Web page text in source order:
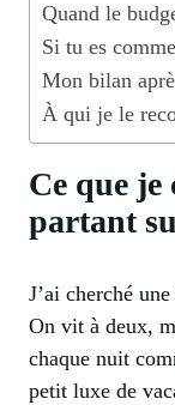
Quand le
Si tu es
Mon bilan
À qui je le
Ce que
partant
J’ai cherché
On vit à deux,
chaque nuit
petit luxe de